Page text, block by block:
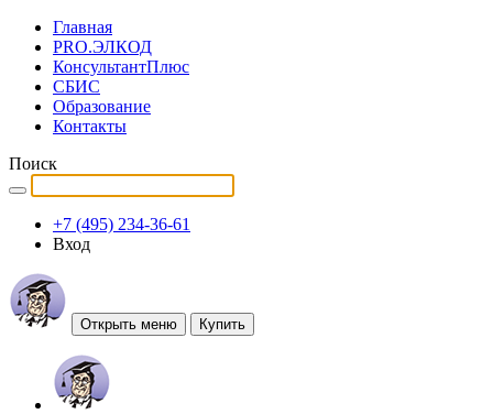
Главная
PRO.ЭЛКОД
КонсультантПлюс
СБИС
Образование
Контакты
Поиск
+7 (495) 234-36-61
Вход
Открыть меню Купить